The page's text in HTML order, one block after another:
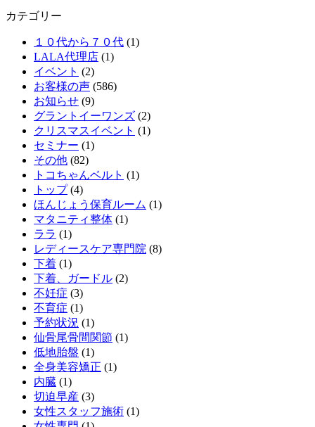
カテゴリー
１０代から７０代 (1)
LALA代理店 (1)
イベント (2)
お客様の声 (586)
お知らせ (9)
グラントイーワンズ (2)
クリスマスイベント (1)
セミナー (1)
その他 (82)
トコちゃんベルト (1)
トップ(4)
ほんじょう保育ルーム (1)
マタニティ整体 (1)
ララ (1)
レディースケア専門院 (8)
下着 (1)
下着、ガードル (2)
不妊症 (3)
不育症 (1)
予約状況 (1)
仙骨尾骨間関節 (1)
低地胎盤 (1)
全身美容矯正 (1)
内臓 (1)
切迫早産 (3)
女性スタッフ施術 (1)